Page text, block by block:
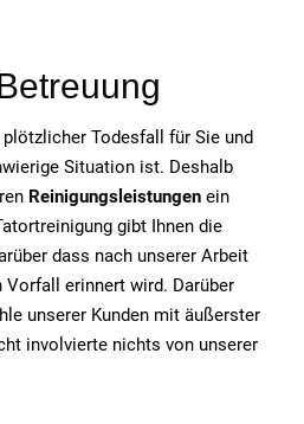
Todesfall für Sie und
Situation ist. Deshalb
Reinigungsleistungen ein
gibt Ihnen die
dass nach unserer Arbeit
Vorfall erinnert wird. Darüber
unserer Kunden mit äußerster
involvierte nichts von unserer